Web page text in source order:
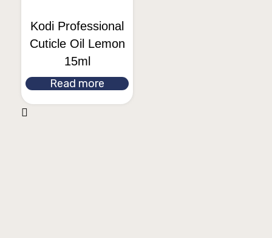
Kodi Professional
Cuticle Oil Lemon
15ml
Read more